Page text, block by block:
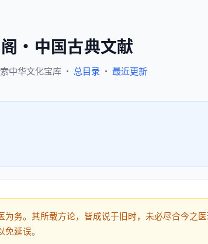
· 中国古典文献
中华文化宝库 · 总目录 · 最近更新
务。其所载方论，皆成说于旧时，未必尽合今之
延误。